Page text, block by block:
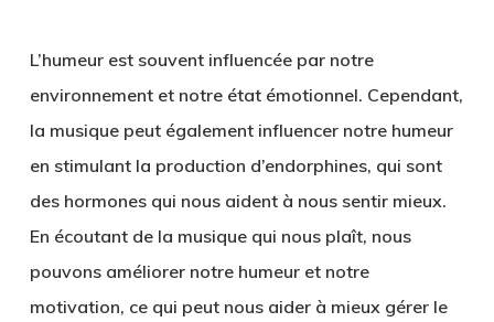
L’humeur est souvent influencée par notre
environnement et notre état émotionnel. Cependant,
la musique peut également influencer notre humeur
en stimulant la production d’endorphines, qui sont
des hormones qui nous aident à nous sentir mieux.
En écoutant de la musique qui nous plaît, nous
pouvons améliorer notre humeur et notre
motivation, ce qui peut nous aider à mieux gérer le